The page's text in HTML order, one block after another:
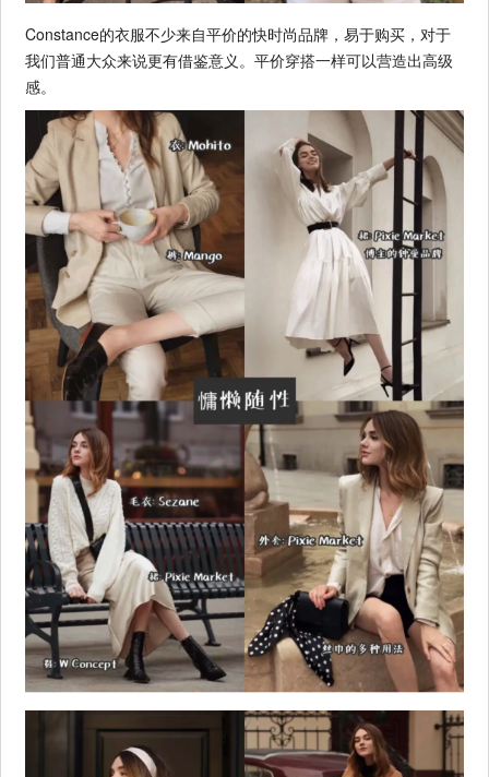
Constance的衣服不少来自平价的快时尚品牌，易于购买，对于
我们普通大众来说更有借鉴意义。平价穿搭一样可以营造出高级
感。